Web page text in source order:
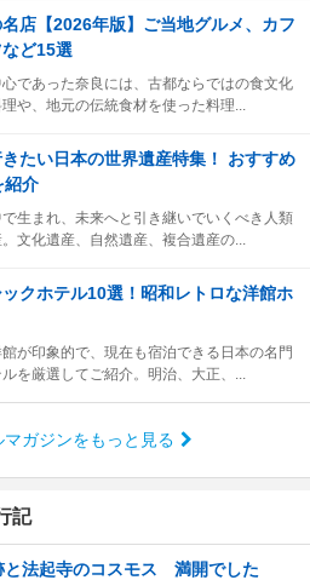
店【2026年版】ご当地グルメ、カフ
ど15選
であった奈良には、古都ならではの食文化
や、地元の伝統食材を使った料理...
たい日本の世界遺産特集！ おすすめ
紹介
生まれ、未来へと引き継いでいくべき人類
文化遺産、自然遺産、複合遺産の...
ックホテル10選！昭和レトロな洋館ホ
が印象的で、現在も宿泊できる日本の名門
を厳選してご紹介。明治、大正、...
ガジンをもっと見る
記
と法起寺のコスモス 満開でした